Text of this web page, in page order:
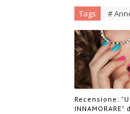
Tags #
Recensione: